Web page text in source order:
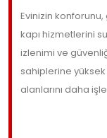
Evinizin
kapı hizmetlerini
izlenimi ve
sahiplerine
alanlarını daha